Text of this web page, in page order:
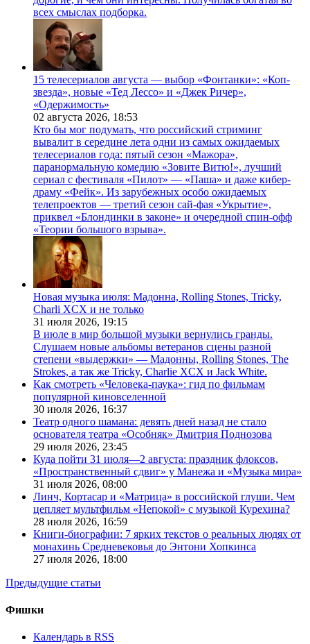
всех смыслах подборка.
15 телесериалов августа — выбор «Фонтанки»: «Коп-
звезда», новые «Тед Лессо» и «Джек Ричер»,
«Одержимость»
02 августа 2026, 18:53
Кто бы мог подумать, что российский стриминг
вывалит в середине лета одни из самых ожидаемых
телесериалов года: пятый сезон «Мажора»,
паранормальную комедию «Зовите Витю!», лучший
сериал с фестиваля «Пилот» — «Паша» и даже кибер-
драму «Фейк». Из зарубежных особо ожидаемых
телепроектов — третий сезон сай-фая «Укрытие»,
приквел «Блондинки в законе» и очередной спин-офф
«Теории большого взрыва».
Новая музыка июля: Мадонна, Rolling Stones, Tricky,
Charli XCX и не только
31 июля 2026, 19:15
В июле в мир большой музыки вернулись гранды.
Слушаем новые альбомы ветеранов сцены разной
степени «выдержки» — Мадонны, Rolling Stones, The
Strokes, а так же Tricky, Charlie XCX и Jack White.
Как смотреть «Человека-паука»: гид по фильмам
популярной киновселенной
30 июля 2026, 16:37
Театр одного шамана: девять дней назад не стало
основателя театра «Особняк» Дмитрия Поднозова
29 июля 2026, 23:45
Куда пойти 31 июля—2 августа: праздник флоксов,
«Пространственный сдвиг» у Манежа и «Музыка мира»
31 июля 2026, 08:00
Линч, Кортасар и «Матрица» в российской глуши. Чем
цепляет мультфильм «Непокой» с музыкой Курехина?
28 июля 2026, 16:59
Книги-биографии: 7 ярких текстов о реальных людях от
монахинь Средневековья до Энтони Хопкинса
27 июля 2026, 18:00
Предыдущие статьи
Фишки
Календарь в RSS